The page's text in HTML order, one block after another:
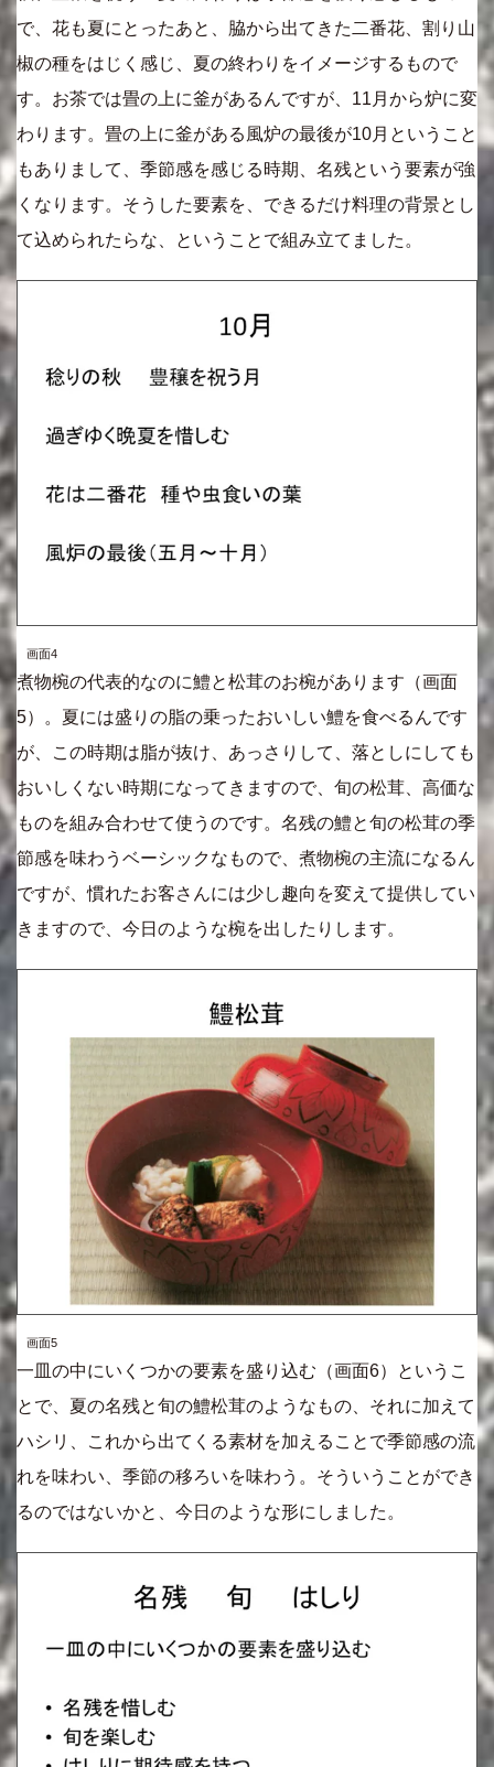
で、花も夏にとったあと、脇から出てきた二番花、割り山
椒の種をはじく感じ、夏の終わりをイメージするもので
す。お茶では畳の上に釜があるんですが、11月から炉に変
わります。畳の上に釜がある風炉の最後が10月ということ
もありまして、季節感を感じる時期、名残という要素が強
くなります。そうした要素を、できるだけ料理の背景とし
て込められたらな、ということで組み立てました。
画面4
煮物椀の代表的なのに鱧と松茸のお椀があります（画面
5）。夏には盛りの脂の乗ったおいしい鱧を食べるんです
が、この時期は脂が抜け、あっさりして、落としにしても
おいしくない時期になってきますので、旬の松茸、高価な
ものを組み合わせて使うのです。名残の鱧と旬の松茸の季
節感を味わうベーシックなもので、煮物椀の主流になるん
ですが、慣れたお客さんには少し趣向を変えて提供してい
きますので、今日のような椀を出したりします。
画面5
一皿の中にいくつかの要素を盛り込む（画面6）というこ
とで、夏の名残と旬の鱧松茸のようなもの、それに加えて
ハシリ、これから出てくる素材を加えることで季節感の流
れを味わい、季節の移ろいを味わう。そういうことができ
るのではないかと、今日のような形にしました。